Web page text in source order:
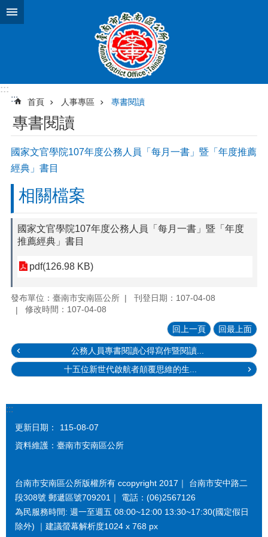
跳到主要內容區塊
:::
:::
首頁 人事專區 專書閱讀
專書閱讀
國家文官學院107年度公務人員「每月一書」暨「年度推薦
經典」書目
相關檔案
國家文官學院107年度公務人員「每月一書」暨「年度
推薦經典」書目
pdf(126.98 KB)
發布單位：臺南市安南區公所
刊登日期：107-04-08
修改時間：107-04-08
回上一頁 回最上面
公務人員專書閱讀心得寫作暨閱讀...
十五位新世代啟航者顛覆思維的生...
:::
更新日期：
115-08-07
資料維護：臺南市安南區公所
台南市安南區公所版權所有 ccopyright 2017｜ 台南市安中路二
段308號 郵遞區號709201｜ 電話：(06)2567126
為民服務時間: 週一至週五 08:00~12:00 13:30~17:30(國定假日
除外) ｜建議螢幕解析度1024 x 768 px